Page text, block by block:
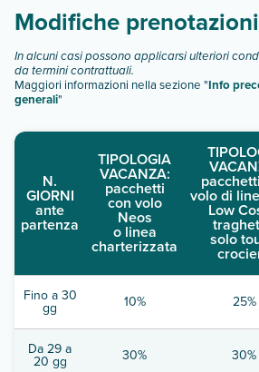
Modifiche prenotazioni
In alcuni casi possono applicarsi ulteriori
da termini contrattuali.
Maggiori informazioni nella sezione "Info
generali"
N.
GIORNI
ante
partenza
TIPOLOGIA
VACANZA:
pacchetti
con volo
Neos
o linea
charterizzata
volo di
Low
solo
Fino a 30
gg 10% 25%
Da 29 a
20 gg 30% 30%